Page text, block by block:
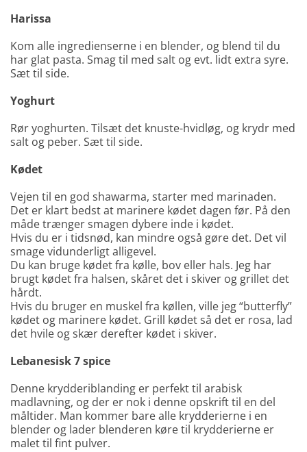
Harissa
Kom alle ingredienserne i en blender, og blend til du
har glat pasta. Smag til med salt og evt. lidt extra syre.
Sæt til side.
Yoghurt
Rør yoghurten. Tilsæt det knuste-hvidløg, og krydr med
salt og peber. Sæt til side.
Kødet
Vejen til en god shawarma, starter med marinaden.
Det er klart bedst at marinere kødet dagen før. På den
måde trænger smagen dybere inde i kødet.
Hvis du er i tidsnød, kan mindre også gøre det. Det vil
smage vidunderligt alligevel.
Du kan bruge kødet fra kølle, bov eller hals. Jeg har
brugt kødet fra halsen, skåret det i skiver og grillet det
hårdt.
Hvis du bruger en muskel fra køllen, ville jeg “butterfly”
kødet og marinere kødet. Grill kødet så det er rosa, lad
det hvile og skær derefter kødet i skiver.
Lebanesisk 7 spice
Denne krydderiblanding er perfekt til arabisk
madlavning, og der er nok i denne opskrift til en del
måltider. Man kommer bare alle krydderierne i en
blender og lader blenderen køre til krydderierne er
malet til fint pulver.